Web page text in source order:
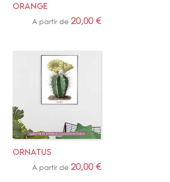
ORANGE
A partir de20,00€
ORNATUS
A partir de20,00€